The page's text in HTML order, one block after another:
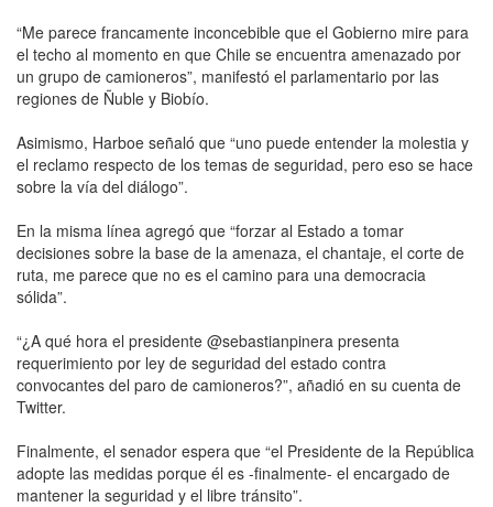
“Me parece francamente inconcebible que el Gobierno mire para
el techo al momento en que Chile se encuentra amenazado por
un grupo de camioneros”, manifestó el parlamentario por las
regiones de Ñuble y Biobío.
Asimismo, Harboe señaló que “uno puede entender la molestia y
el reclamo respecto de los temas de seguridad, pero eso se hace
sobre la vía del diálogo”.
En la misma línea agregó que “forzar al Estado a tomar
decisiones sobre la base de la amenaza, el chantaje, el corte de
ruta, me parece que no es el camino para una democracia
sólida”.
“¿A qué hora el presidente @sebastianpinera presenta
requerimiento por ley de seguridad del estado contra
convocantes del paro de camioneros?”, añadió en su cuenta de
Twitter.
Finalmente, el senador espera que “el Presidente de la República
adopte las medidas porque él es -finalmente- el encargado de
mantener la seguridad y el libre tránsito”.